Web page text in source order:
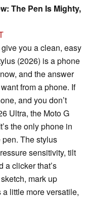
The Pen Is Mighty,
you a clean, easy
(2026) is a phone
and the answer
from a phone. If
and you don’t
Ultra, the Moto G
the only phone in
The stylus
sensitivity, tilt
a clicker that’s
mark up
a little more versatile,